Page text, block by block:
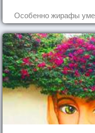
Особенно жирафы